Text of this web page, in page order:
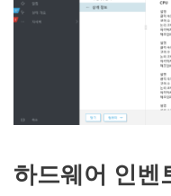
하드웨어 인벤